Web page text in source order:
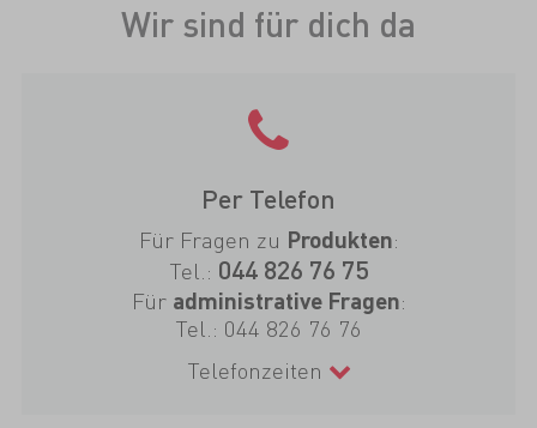
Wir sind für dich da
Per Telefon
Für Fragen zu Produkten:
Tel.: 044 826 76 75
Für administrative Fragen:
Tel.: 044 826 76 76
Telefonzeiten